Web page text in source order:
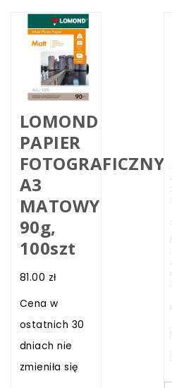
LOMOND
PAPIER
FOTOGRAFICZNY
A3
MATOWY
90g,
100szt
81.00 zł
Cena w
ostatnich 30
dniach nie
zmieniła się